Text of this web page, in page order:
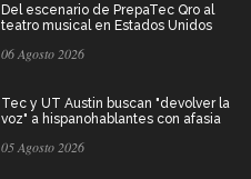
Del escenario de PrepaTec Qro al
teatro musical en Estados Unidos
06 Agosto 2026
Tec y UT Austin buscan "devolver la
voz" a hispanohablantes con afasia
05 Agosto 2026